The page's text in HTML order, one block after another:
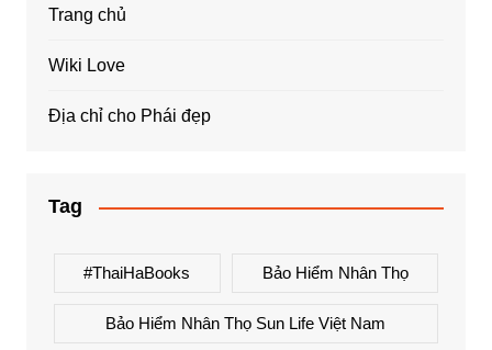
Trang chủ
Wiki Love
Địa chỉ cho Phái đẹp
Tag
#ThaiHaBooks Bảo Hiểm Nhân Thọ
Bảo Hiểm Nhân Thọ Sun Life Việt Nam